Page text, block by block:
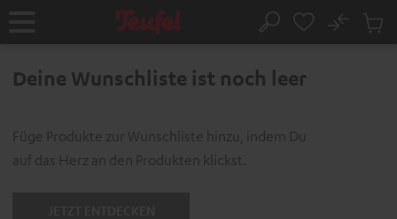
Startseite Suche
No
Deine Wunschliste ist noch leer
Füge Produkte zur Wunschliste hinzu, indem Du
auf das Herz an den Produkten klickst.